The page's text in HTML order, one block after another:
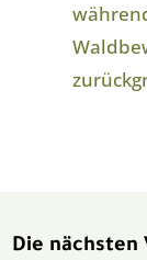
Die nächsten